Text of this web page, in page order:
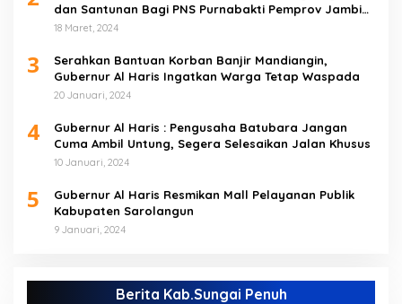
dan Santunan Bagi PNS Purnabakti Pemprov Jambi
Yang Berada di Sarolangun
18 Maret, 2024
3
Serahkan Bantuan Korban Banjir Mandiangin,
Gubernur Al Haris Ingatkan Warga Tetap Waspada
20 Januari, 2024
4
Gubernur Al Haris : Pengusaha Batubara Jangan
Cuma Ambil Untung, Segera Selesaikan Jalan Khusus
10 Januari, 2024
5
Gubernur Al Haris Resmikan Mall Pelayanan Publik
Kabupaten Sarolangun
9 Januari, 2024
Berita Kab.Sungai Penuh